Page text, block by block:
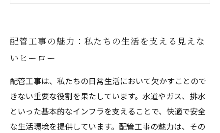
技術革新がもたらす配管工事の未来
配管工事の魅力：私たちの生活を支える見えな
いヒーロー
配管工事は、私たちの日常生活において欠かすことので
きない重要な役割を果たしています。水道やガス、排水
といった基本的なインフラを支えることで、快適で安全
な生活環境を提供しています。配管工事の魅力は、その